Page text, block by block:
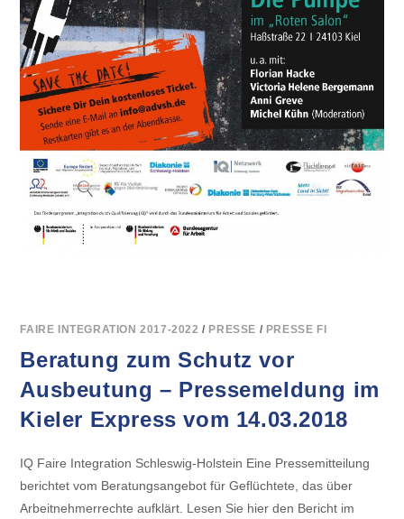
FAIRE INTEGRATION 2017-2022 / PRESSE / PRESSE FI
Beratung zum Schutz vor
Ausbeutung – Pressemeldung im
Kieler Express vom 14.03.2018
IQ Faire Integration Schleswig-Holstein Eine Pressemitteilung
berichtet vom Beratungsangebot für Geflüchtete, das über
Arbeitnehmerrechte aufklärt. Lesen Sie hier den Bericht im